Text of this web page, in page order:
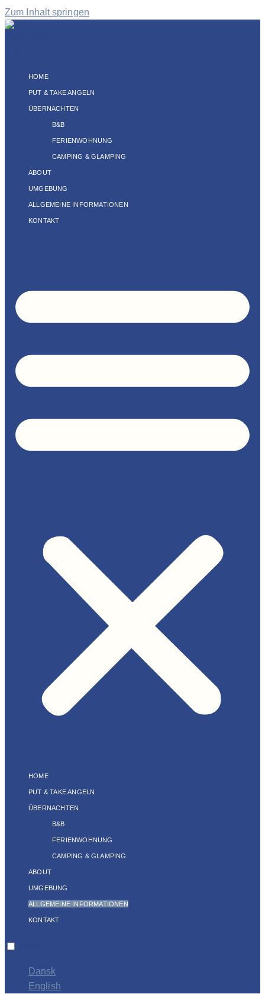
Zum Inhalt springen
HOME
PUT & TAKE ANGELN
ÜBERNACHTEN
B&B
FERIENWOHNUNG
CAMPING & GLAMPING
ABOUT
UMGEBUNG
ALLGEMEINE INFORMATIONEN
KONTAKT
HOME
PUT & TAKE ANGELN
ÜBERNACHTEN
B&B
FERIENWOHNUNG
CAMPING & GLAMPING
ABOUT
UMGEBUNG
ALLGEMEINE INFORMATIONEN
KONTAKT
Dansk
English